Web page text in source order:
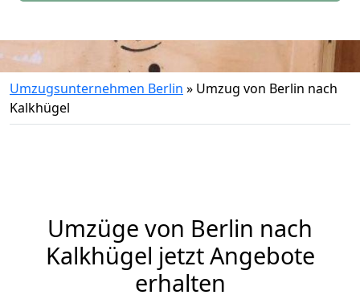
Umzugsunternehmen Berlin » Umzug von Berlin nach
Kalkhügel
Umzüge von Berlin nach
Kalkhügel jetzt Angebote
erhalten